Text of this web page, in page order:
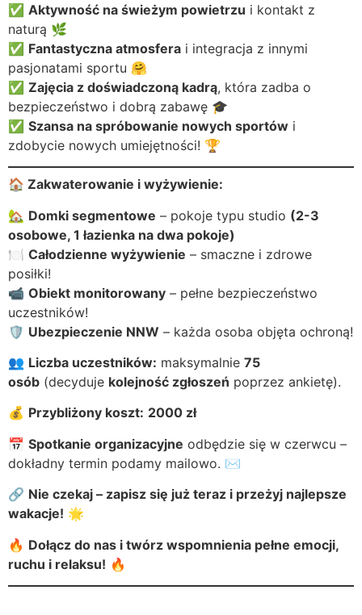
✅ Aktywność na świeżym powietrzu i kontakt z
naturą 🌿
✅ Fantastyczna atmosfera i integracja z innymi
pasjonatami sportu 🤗
✅ Zajęcia z doświadczoną kadrą, która zadba o
bezpieczeństwo i dobrą zabawę 🎓
✅ Szansa na spróbowanie nowych sportów i
zdobycie nowych umiejętności! 🏆
🏠 Zakwaterowanie i wyżywienie:
🏡 Domki segmentowe – pokoje typu studio (2-3
osobowe, 1 łazienka na dwa pokoje)
🍽️ Całodzienne wyżywienie – smaczne i zdrowe
posiłki!
📹 Obiekt monitorowany – pełne bezpieczeństwo
uczestników!
🛡️ Ubezpieczenie NNW – każda osoba objęta ochroną!
👥 Liczba uczestników: maksymalnie 75
osób (decyduje kolejność zgłoszeń poprzez ankietę).
💰 Przybliżony koszt: 2000 zł
📅 Spotkanie organizacyjne odbędzie się w czerwcu –
dokładny termin podamy mailowo. ✉️
🔗 Nie czekaj – zapisz się już teraz i przeżyj najlepsze
wakacje! 🌟
🔥 Dołącz do nas i twórz wspomnienia pełne emocji,
ruchu i relaksu! 🔥